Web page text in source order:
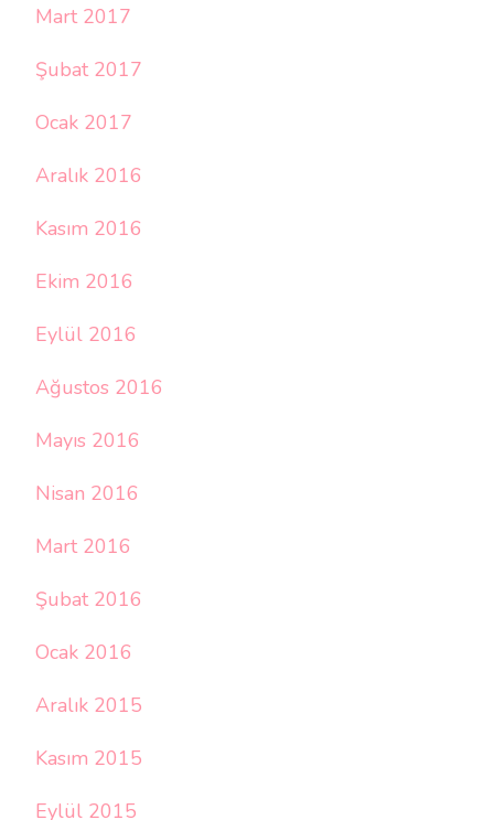
Mart 2017
Şubat 2017
Ocak 2017
Aralık 2016
Kasım 2016
Ekim 2016
Eylül 2016
Ağustos 2016
Mayıs 2016
Nisan 2016
Mart 2016
Şubat 2016
Ocak 2016
Aralık 2015
Kasım 2015
Eylül 2015